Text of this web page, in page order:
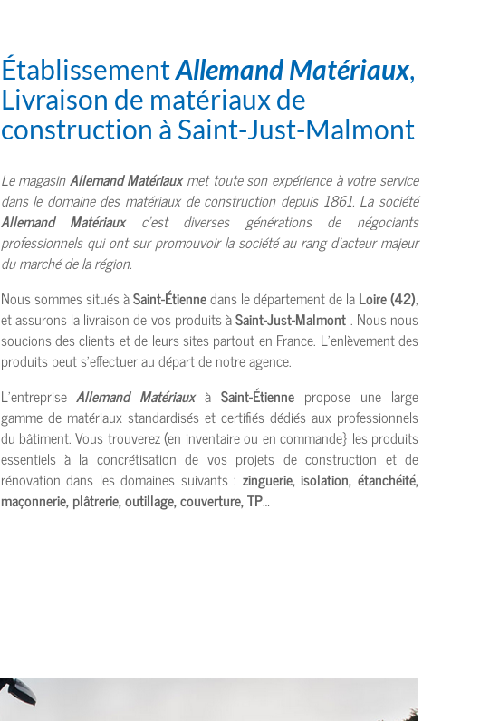
ÉtablissementAllemand Matériaux,
Livraison de matériaux de
construction à Saint-Just-Malmont
Le magasinAllemand Matériauxmet toute son expérience à votre service
dans le domaine des matériaux de construction depuis 1861. La société
Allemand Matériauxc’est diverses générations de négociants
professionnels qui ont sur promouvoir la société au rang d’acteur majeur
du marché de la région.
Nous sommes situés àSaint-Étiennedans le département de laLoire (42),
et assurons la livraison de vos produits àSaint-Just-Malmont. Nous nous
soucions des clients et de leurs sites partout en France. L’enlèvement des
produits peut s’effectuer au départ de notre agence.
L’entrepriseAllemand MatériauxàSaint-Étienne propose une large
gamme de matériaux standardisés et certifiés dédiés aux professionnels
du bâtiment. Vous trouverez (en inventaire ou en commande} les produits
essentiels à la concrétisation de vos projets de construction et de
rénovation dans les domaines suivants : zinguerie, isolation, étanchéité,
maçonnerie, plâtrerie, outillage, couverture, TP…